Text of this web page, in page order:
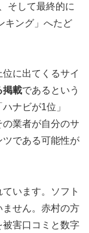
そして最終的に
キング」へたど
に出てくるサイ
掲載であるという
ナビが1位」
の業者が自分のサ
である可能性が
います。ソフト
せん。赤村の方
害口コミと数字